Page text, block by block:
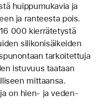
huippu­mukavia ja
ja ranteesta pois.
000 kierrätetystä
silikoni­­säikeiden
tarkoitettuja
istuvuus taataan
mittaansa.
on hien‑ ja veden­